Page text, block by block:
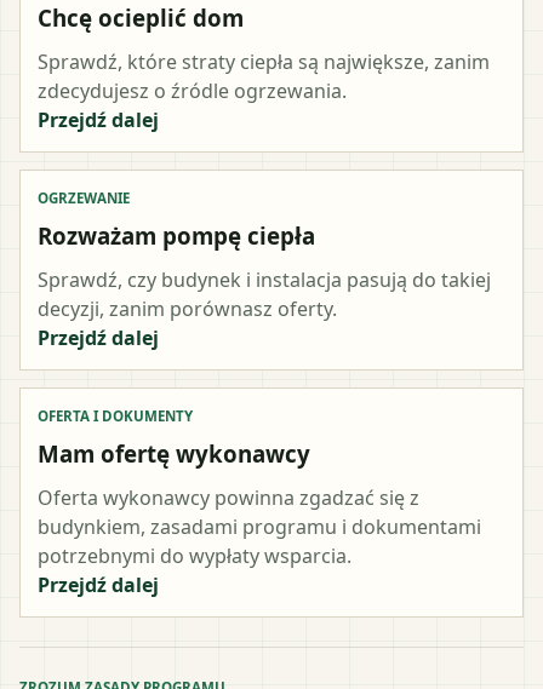
Chcę ocieplić dom
Sprawdź, które straty ciepła są największe, zanim
zdecydujesz o źródle ogrzewania.
Przejdź dalej
OGRZEWANIE
Rozważam pompę ciepła
Sprawdź, czy budynek i instalacja pasują do takiej
decyzji, zanim porównasz oferty.
Przejdź dalej
OFERTA I DOKUMENTY
Mam ofertę wykonawcy
Oferta wykonawcy powinna zgadzać się z
budynkiem, zasadami programu i dokumentami
potrzebnymi do wypłaty wsparcia.
Przejdź dalej